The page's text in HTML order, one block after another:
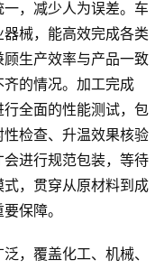
，减少人为误差。车
械，能高效完成各类
生产效率与产品一致
的情况。加工完成
全面的性能测试，包
检查、升温效果核验
进行规范包装，等待
，贯穿从原材料到成
保障。
，覆盖化工、机械、